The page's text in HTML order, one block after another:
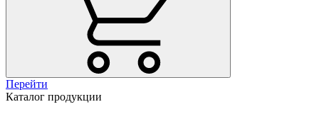
Перейти
Каталог продукции